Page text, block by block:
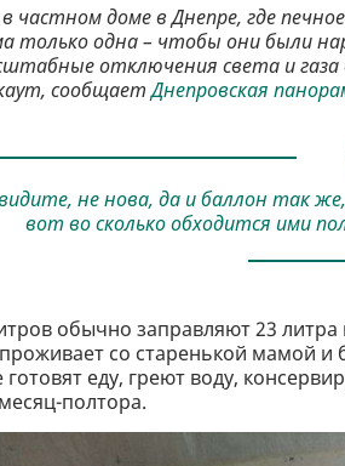
частном доме в Днепре, где
только одна – чтобы они были
отключения света и газа
сообщаетДнепровская
не нова, да и баллон так
вот во сколько обходится ими
обычно заправляют 23
со старенькой мамой
готовят еду, греют воду,
полтора.